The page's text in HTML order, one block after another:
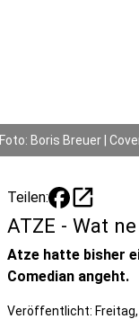
Foto: Boris Breuer |
Teilen: open_in_new
ATZE - Wat
Atze hatte bisher
Comedian angeht.
Veröffentlicht: